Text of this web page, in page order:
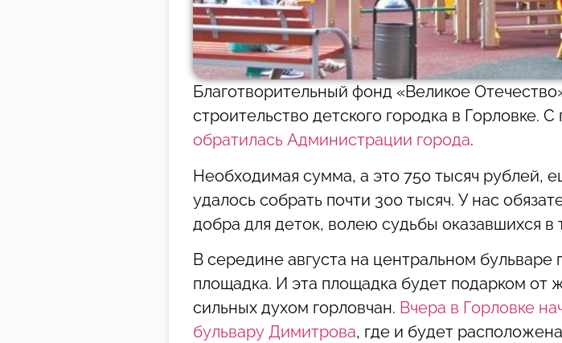
Благотворительный фонд «Великое
строительство детского городка в Горловке.
обратилась Администрации города.
Необходимая сумма, а это 750 тысяч рублей,
удалось собрать почти 300 тысяч. У нас
добра для деток, волею судьбы оказавшихся
В середине августа на центральном бульваре
площадка. И эта площадка будет подарком от
сильных духом горловчан. Вчера в Горловке
бульвару Димитрова, где и будет